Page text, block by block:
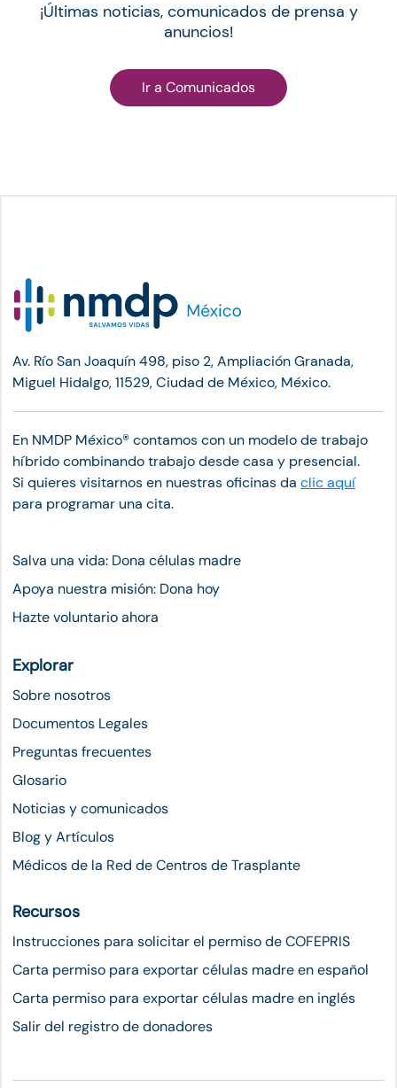
¡Últimas noticias, comunicados de prensa y
anuncios!
Ir a Comunicados
Av. Río San Joaquín 498, piso 2, Ampliación Granada,
Miguel Hidalgo, 11529, Ciudad de México, México.
En NMDP México®︎ contamos con un modelo de trabajo
híbrido combinando trabajo desde casa y presencial.
Si quieres visitarnos en nuestras oficinas da clic aquí
para programar una cita.
Salva una vida: Dona células madre
Apoya nuestra misión: Dona hoy
Hazte voluntario ahora
Explorar
Sobre nosotros
Documentos Legales
Preguntas frecuentes
Glosario
Noticias y comunicados
Blog y Artículos
Médicos de la Red de Centros de Trasplante
Recursos
Instrucciones para solicitar el permiso de COFEPRIS
Carta permiso para exportar células madre en español
Carta permiso para exportar células madre en inglés
Salir del registro de donadores